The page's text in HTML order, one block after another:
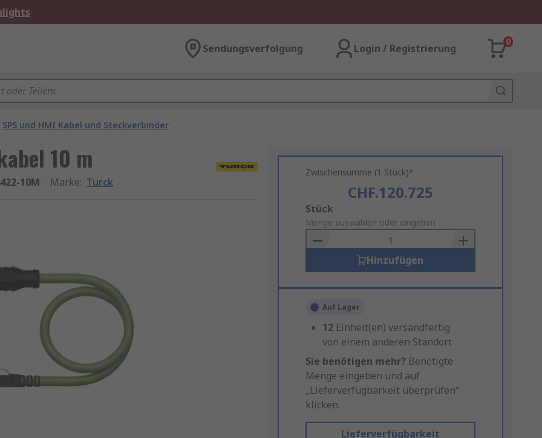
Sendungsverfolgung Login / Registrierung
0
SPS und HMI Kabel und Steckverbinder
10 m
10M Marke: Turck
Zwischensumme (1 Stück)*
CHF.120.725
Add
to
Basket
Stück
Menge auswählen oder eingeben
Hinzufügen
Auf Lager
12 Einheit(en) versandfertig
von einem anderen Standort
Sie benötigen mehr? Benötigte
Menge eingeben und auf
„Lieferverfügbarkeit überprüfen“
klicken.
Lieferverfügbarkeit